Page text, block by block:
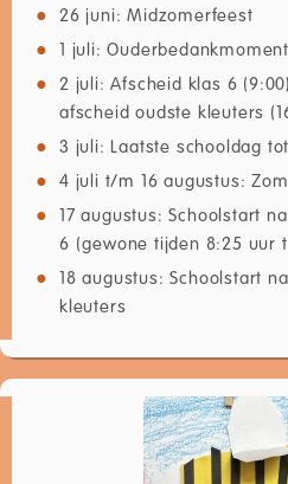
26 juni: Midzomerfeest
1 juli: Ouderbedankmoment
2 juli: Afscheid klas 6 (9:00)
afscheid oudste kleuters
3 juli: Laatste schooldag
4 juli t/m 16 augustus:
17 augustus: Schoolstart
6 (gewone tijden 8:25 uur
18 augustus: Schoolstart
kleuters